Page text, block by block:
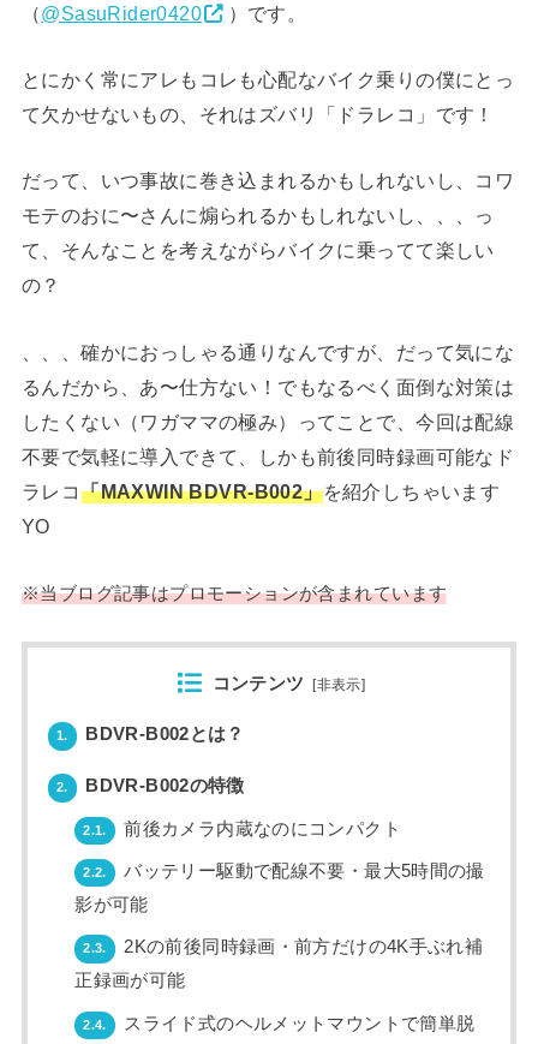
（@SasuRider0420 ）です。
とにかく常にアレもコレも心配なバイク乗りの僕にとっ
て欠かせないもの、それはズバリ「ドラレコ」です！
だって、いつ事故に巻き込まれるかもしれないし、コワ
モテのおに〜さんに煽られるかもしれないし、、、っ
て、そんなことを考えながらバイクに乗ってて楽しい
の？
、、、確かにおっしゃる通りなんですが、だって気にな
るんだから、あ〜仕方ない！でもなるべく面倒な対策は
したくない（ワガママの極み）ってことで、今回は配線
不要で気軽に導入できて、しかも前後同時録画可能なド
ラレコ 「MAXWIN BDVR-B002」を紹介しちゃいます
YO
※当ブログ記事はプロモーションが含まれています
コンテンツ [非表示]
1. BDVR-B002とは？
2. BDVR-B002の特徴
2.1. 前後カメラ内蔵なのにコンパクト
2.2.
バッテリー駆動で配線不要・最大5時間の撮
影が可能
2.3.
2Kの前後同時録画・前方だけの4K手ぶれ補
正録画が可能
2.4.
スライド式のヘルメットマウントで簡単脱